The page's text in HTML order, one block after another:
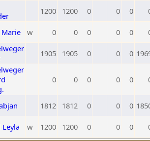
1200 1200 0 0 0
Marie w 0 0 0 0 0
1905 1905 0 0 0
0 0 0 0 0
1812 1812 0 0 0
Leyla w 1200 1200 0 0 0